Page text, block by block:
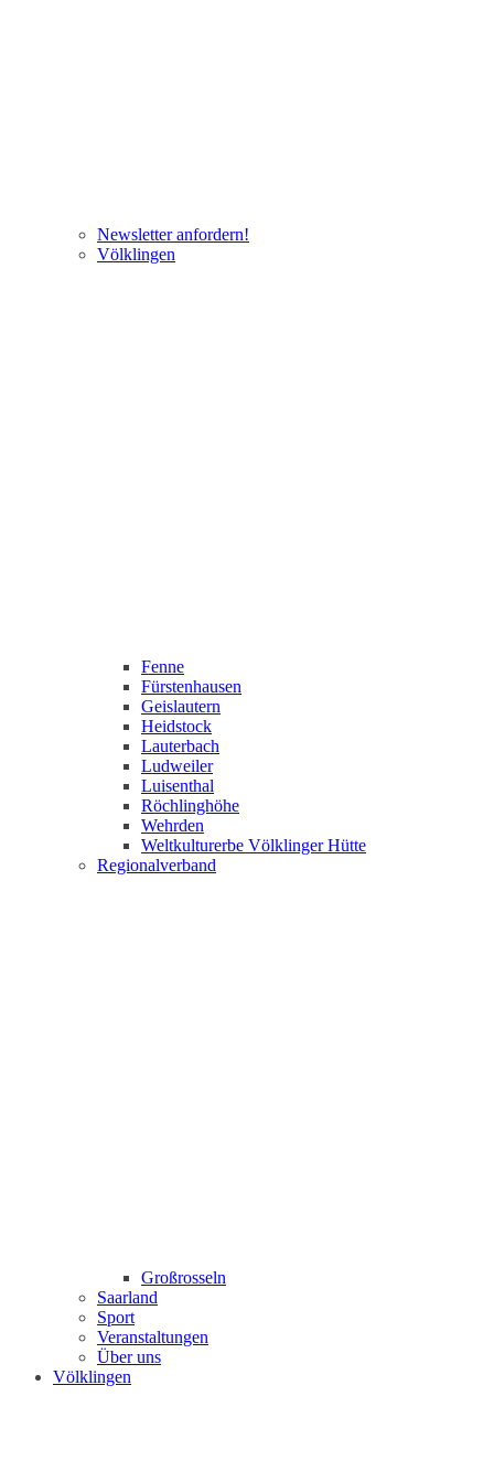
Newsletter anfordern!
Völklingen
Fenne
Fürstenhausen
Geislautern
Heidstock
Lauterbach
Ludweiler
Luisenthal
Röchlinghöhe
Wehrden
Weltkulturerbe Völklinger Hütte
Regionalverband
Großrosseln
Saarland
Sport
Veranstaltungen
Über uns
Völklingen